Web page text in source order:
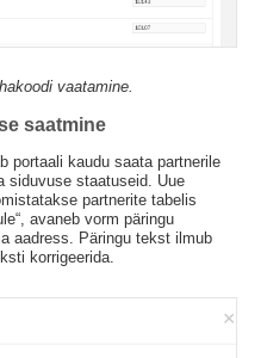
vaatamine.
saatmine
portaali kaudu saata partnerile
siduvuse staatuseid. Uue
partnerite tabelis
avaneb vorm päringu
aadress. Päringu tekst ilmub
korrigeerida.